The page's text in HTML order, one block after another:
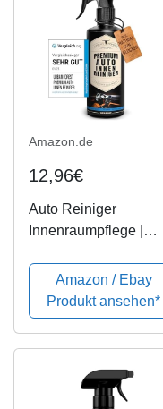
Amazon.de
12,96€
Auto Reiniger
Innenraumpflege |
Autositze reinigen |
Autopflege Innenraum
und Cockpit |
Professionelle Auto-
Amazon / Ebay
Produkt ansehen*